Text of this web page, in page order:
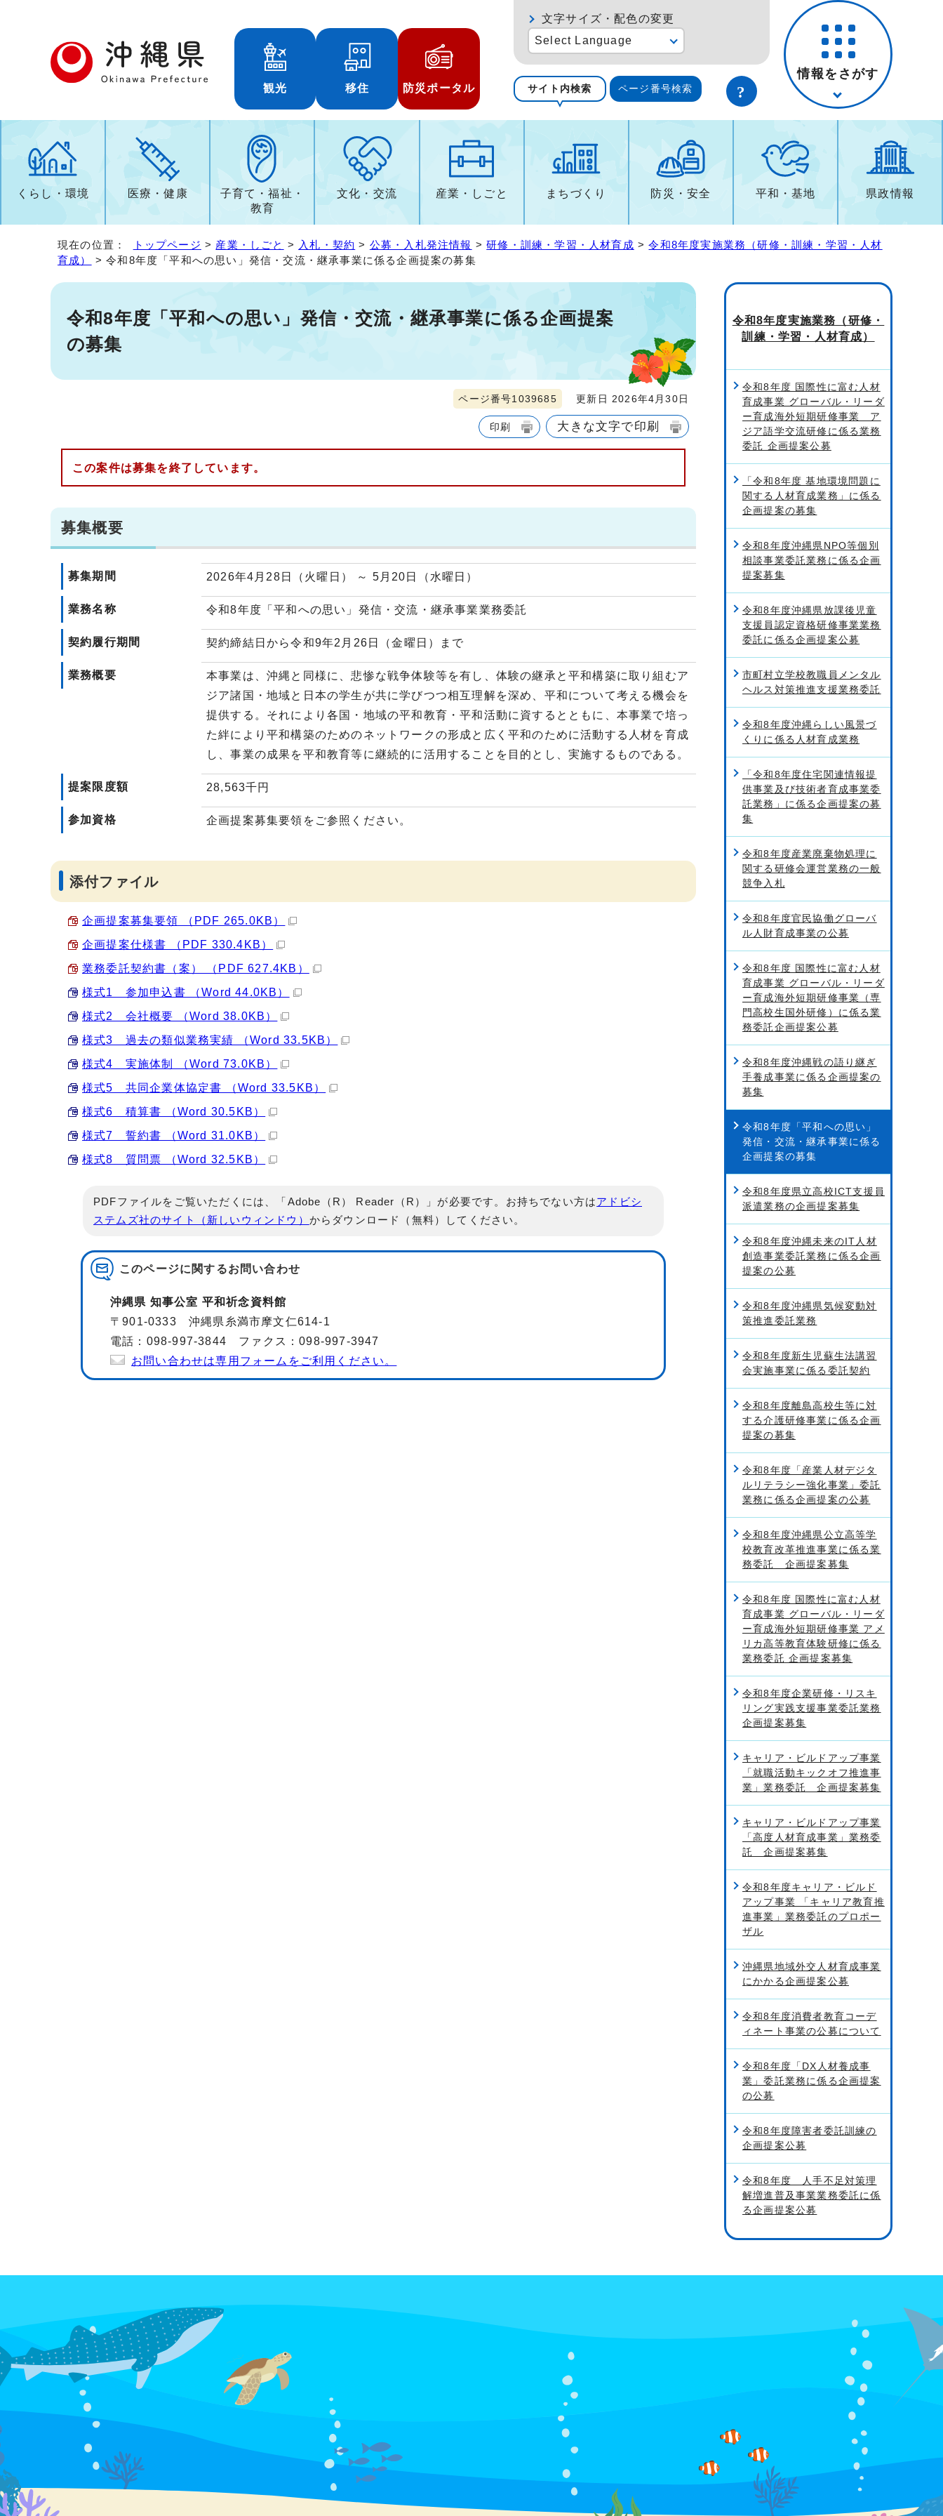
観光 移住 防災ポータル
文字サイズ・配色の変更
Select Language
サイト内検索 ページ番号検索
情報をさがす
くらし・環境 医療・健康
子育て・福祉・
教育
文化・交流 産業・しごと まちづくり 防災・安全 平和・基地 県政情報
現在の位置： トップページ > 産業・しごと > 入札・契約 > 公募・入札発注情報 >研修・訓練・学習・人材育成 >令和8年度実施業務（研修・訓練・学習・人材
育成）
> 令和8年度「平和への思い」発信・交流・継承事業に係る企画提案の募集
令和8年度「平和への思い」発信・交流・継承事業に係る企画提案
の募集
ページ番号1039685 更新日 2026年4月30日
印刷 大きな文字で印刷
この案件は募集を終了しています。
募集概要
募集期間 2026年4月28日（火曜日） ～ 5月20日（水曜日）
業務名称 令和8年度「平和への思い」発信・交流・継承事業業務委託
契約履行期間 契約締結日から令和9年2月26日（金曜日）まで
業務概要
本事業は、沖縄と同様に、悲惨な戦争体験等を有し、体験の継承と平和構築に取り組むア
ジア諸国・地域と日本の学生が共に学びつつ相互理解を深め、平和について考える機会を
提供する。それにより各国・地域の平和教育・平和活動に資するとともに、本事業で培っ
た絆により平和構築のためのネットワークの形成と広く平和のために活動する人材を育成
し、事業の成果を平和教育等に継続的に活用することを目的とし、実施するものである。
提案限度額 28,563千円
参加資格 企画提案募集要領をご参照ください。
添付ファイル
企画提案募集要領 （PDF 265.0KB）
企画提案仕様書 （PDF 330.4KB）
業務委託契約書（案） （PDF 627.4KB）
様式1 参加申込書 （Word 44.0KB）
様式2 会社概要 （Word 38.0KB）
様式3 過去の類似業務実績 （Word 33.5KB）
様式4 実施体制 （Word 73.0KB）
様式5 共同企業体協定書 （Word 33.5KB）
様式6 積算書 （Word 30.5KB）
様式7 誓約書 （Word 31.0KB）
様式8 質問票 （Word 32.5KB）
PDFファイルをご覧いただくには、「Adobe（R） Reader（R）」が必要です。お持ちでない方はアドビシ
ステムズ社のサイト（新しいウィンドウ） からダウンロード（無料）してください。
このページに関するお問い合わせ
沖縄県 知事公室 平和祈念資料館
〒901-0333 沖縄県糸満市摩文仁614-1
電話：098-997-3844 ファクス：098-997-3947
お問い合わせは専用フォームをご利用ください。
令和8年度実施業務（研修・
訓練・学習・人材育成）
令和8年度 国際性に富む人材
育成事業 グローバル・リーダ
ー育成海外短期研修事業 ア
ジア語学交流研修に係る業務
委託 企画提案公募
「令和8年度 基地環境問題に
関する人材育成業務」に係る
企画提案の募集
令和8年度沖縄県NPO等個別
相談事業委託業務に係る企画
提案募集
令和8年度沖縄県放課後児童
支援員認定資格研修事業業務
委託に係る企画提案公募
市町村立学校教職員メンタル
ヘルス対策推進支援業務委託
令和8年度沖縄らしい風景づ
くりに係る人材育成業務
「令和8年度住宅関連情報提
供事業及び技術者育成事業委
託業務」に係る企画提案の募
集
令和8年度産業廃棄物処理に
関する研修会運営業務の一般
競争入札
令和8年度官民協働グローバ
ル人財育成事業の公募
令和8年度 国際性に富む人材
育成事業 グローバル・リーダ
ー育成海外短期研修事業（専
門高校生国外研修）に係る業
務委託企画提案公募
令和8年度沖縄戦の語り継ぎ
手養成事業に係る企画提案の
募集
令和8年度「平和への思い」
発信・交流・継承事業に係る
企画提案の募集
令和8年度県立高校ICT支援員
派遣業務の企画提案募集
令和8年度沖縄未来のIT人材
創造事業委託業務に係る企画
提案の公募
令和8年度沖縄県気候変動対
策推進委託業務
令和8年度新生児蘇生法講習
会実施事業に係る委託契約
令和8年度離島高校生等に対
する介護研修事業に係る企画
提案の募集
令和8年度「産業人材デジタ
ルリテラシー強化事業」委託
業務に係る企画提案の公募
令和8年度沖縄県公立高等学
校教育改革推進事業に係る業
務委託 企画提案募集
令和8年度 国際性に富む人材
育成事業 グローバル・リーダ
ー育成海外短期研修事業 アメ
リカ高等教育体験研修に係る
業務委託 企画提案募集
令和8年度企業研修・リスキ
リング実践支援事業委託業務
企画提案募集
キャリア・ビルドアップ事業
「就職活動キックオフ推進事
業」業務委託 企画提案募集
キャリア・ビルドアップ事業
「高度人材育成事業」業務委
託 企画提案募集
令和8年度キャリア・ビルド
アップ事業 「キャリア教育推
進事業」業務委託のプロポー
ザル
沖縄県地域外交人材育成事業
にかかる企画提案公募
令和8年度消費者教育コーデ
ィネート事業の公募について
令和8年度「DX人材養成事
業」委託業務に係る企画提案
の公募
令和8年度障害者委託訓練の
企画提案公募
令和8年度 人手不足対策理
解増進普及事業業務委託に係
る企画提案公募